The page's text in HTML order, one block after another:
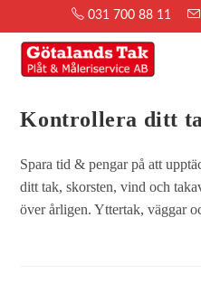
031 700 88 11
Kontrollera ditt
Spara tid & pengar på att
ditt tak, skorsten, vind och
över årligen. Yttertak, väggar